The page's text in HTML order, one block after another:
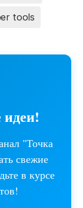
tools
"Точка
свежие
в курсе